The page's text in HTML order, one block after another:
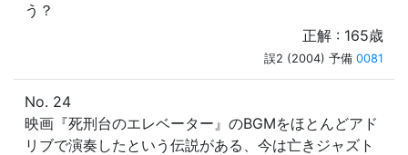
う？
正解 : 165歳
誤2 (2004) 予備 0081
No. 24
映画『死刑台のエレベーター』のBGMをほとんどアド
リブで演奏したという伝説がある、今は亡きジャズト